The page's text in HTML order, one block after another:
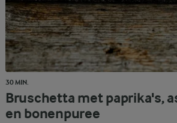
30 MIN.
Bruschetta met paprika's,
en bonenpuree